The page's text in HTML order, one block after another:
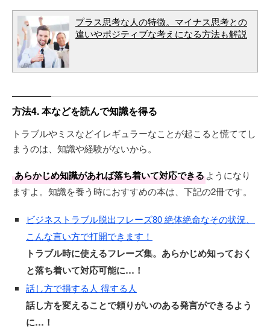
プラス思考な人の特徴。マイナス思考との
違いやポジティブな考えになる方法も解説
方法4. 本などを読んで知識を得る
トラブルやミスなどイレギュラーなことが起こると慌ててし
まうのは、知識や経験がないから。
あらかじめ知識があれば落ち着いて対応できるようになり
ますよ。知識を養う時におすすめの本は、下記の2冊です。
ビジネストラブル脱出フレーズ80 絶体絶命なその状況、
こんな言い方で打開できます！
トラブル時に使えるフレーズ集。あらかじめ知っておく
と落ち着いて対応可能に…！
話し方で損する人 得する人
話し方を変えることで頼りがいのある発言ができるよう
に…！